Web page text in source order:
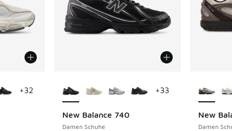
+32
New Balance 740
Damen Schuhe
+33
New
Damen
SPARE 49